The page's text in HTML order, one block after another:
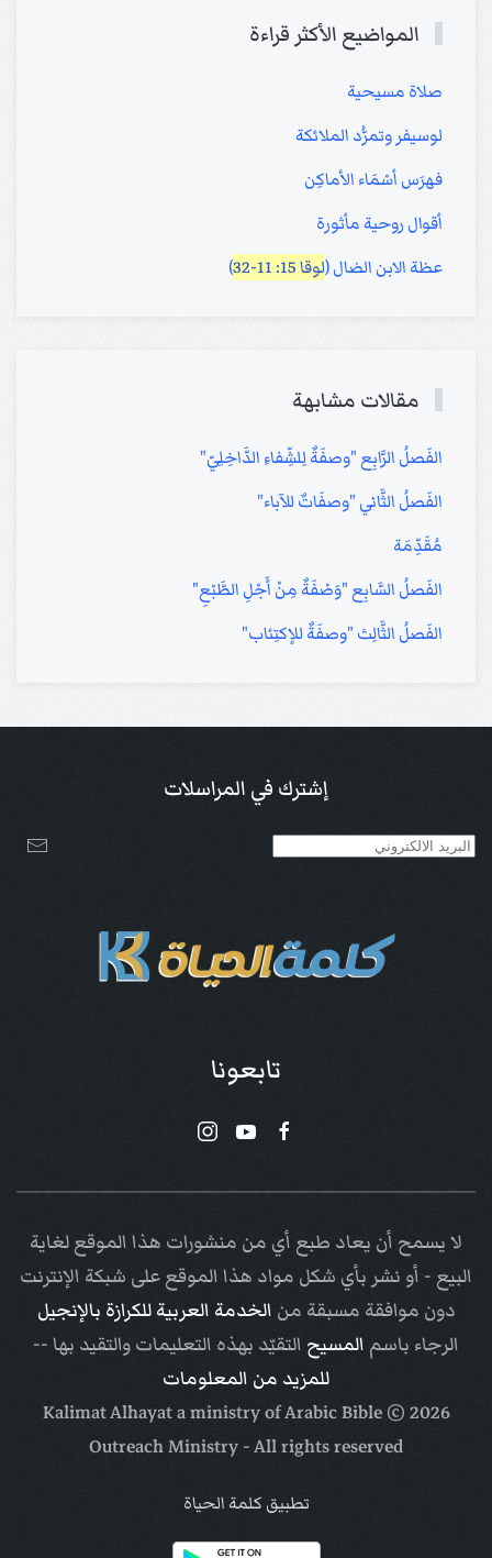
المواضيع الأكثر قراءة
صلاة مسيحية
لوسيفر وتمرُّد الملائكة
فهرَس أسْمَاء الأماكِن
أقوال روحية مأثورة
عظة الابن الضال (لوقا 15: 11-32 )
مقالات مشابهة
الفَصلُ الرَّابِع "وصفَةٌ لِلشِّفاءِ الدَّاخِلِيّ"
الفَصلُ الثَّاني "وصفَاتٌ للآباء"
مُقَدِّمَة
الفَصلُ السَّابِع "وَصْفَةٌ مِنْ أَجْلِ الطَّبْعِ"
الفَصلُ الثَّالِث "وصفَةٌ للإكتِئاب"
إشترك في المراسلات
تابعونا
لا يسمح أن يعاد طبع أي من منشورات هذا الموقع لغاية
البيع - أو نشر بأي شكل مواد هذا الموقع على شبكة الإنترنت
دون موافقة مسبقة من الخدمة العربية للكرازة بالإنجيل
الرجاء باسم المسيح التقيّد بهذه التعليمات والتقيد بها --
للمزيد من المعلومات
2026
© Kalimat Alhayat a ministry of
Arabic Bible
Outreach Ministry- All rights reserved
تطبيق كلمة الحياة